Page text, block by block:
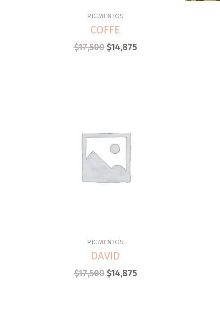
PIGMENTOS
COFFE
$17,500 $14,875
PIGMENTOS
DAVID
$17,500 $14,875